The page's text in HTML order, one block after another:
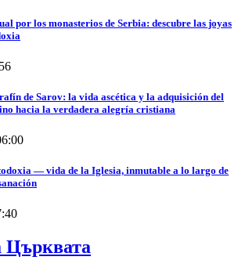
por los monasterios de Serbia: descubre las joyas
de Sarov: la vida ascética y la adquisición del
hacia la verdadera alegría cristiana
— vida de la Iglesia, inmutable a lo largo de